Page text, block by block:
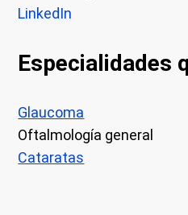
LinkedIn
Especialidades
Glaucoma
Oftalmología general
Cataratas